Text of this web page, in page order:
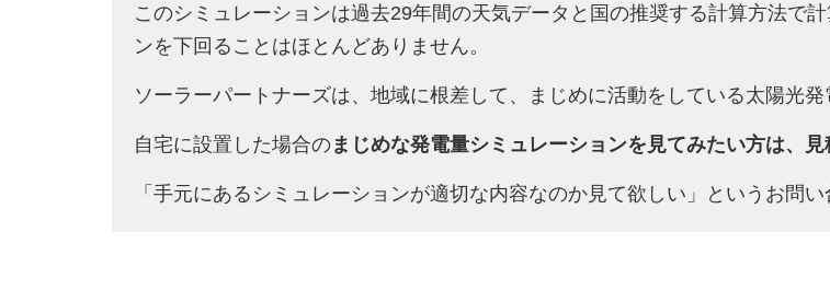
このシミュレーションは過去29年間の天気データと国の推奨する計算方法で
ンを下回ることはほとんどありません。
ソーラーパートナーズは、地域に根差して、まじめに活動をしている太陽光発
自宅に設置した場合のまじめな発電量シミュレーションを見てみたい方は、見
「手元にあるシミュレーションが適切な内容なのか見て欲しい」というお問い